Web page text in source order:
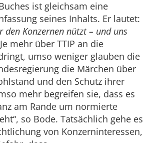
ist gleichsam eine
seines Inhalts. Er lautet:
den Konzernen nützt – und uns
mehr über TTIP an die
umso weniger glauben die
die Märchen über
und den Schutz ihrer
mehr begreifen sie, dass es
am Rande um normierte
so Bode. Tatsächlich gehe es
von Konzerninteressen,